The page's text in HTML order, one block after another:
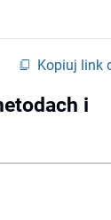
Kopiuj link
i